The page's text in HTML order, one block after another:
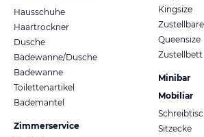
Hausschuhe
Haartrockner
Dusche
Badewanne/Dusche
Badewanne
Toilettenartikel
Bademantel
Zimmerservice
Kingsize
Queensize
Zustellbett
Minibar
Mobiliar
Sitzecke